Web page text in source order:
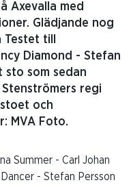
Axevalla med
Glädjande nog
till
Diamond - Stefan
sto som sedan
regi
och
MVA Foto.
Summer - Carl Johan
- Stefan Persson